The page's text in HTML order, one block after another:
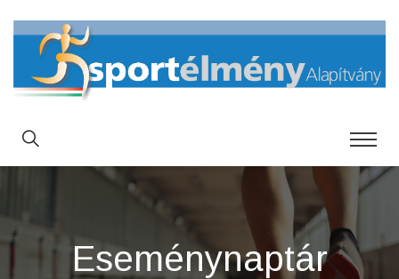
Eseménynaptár